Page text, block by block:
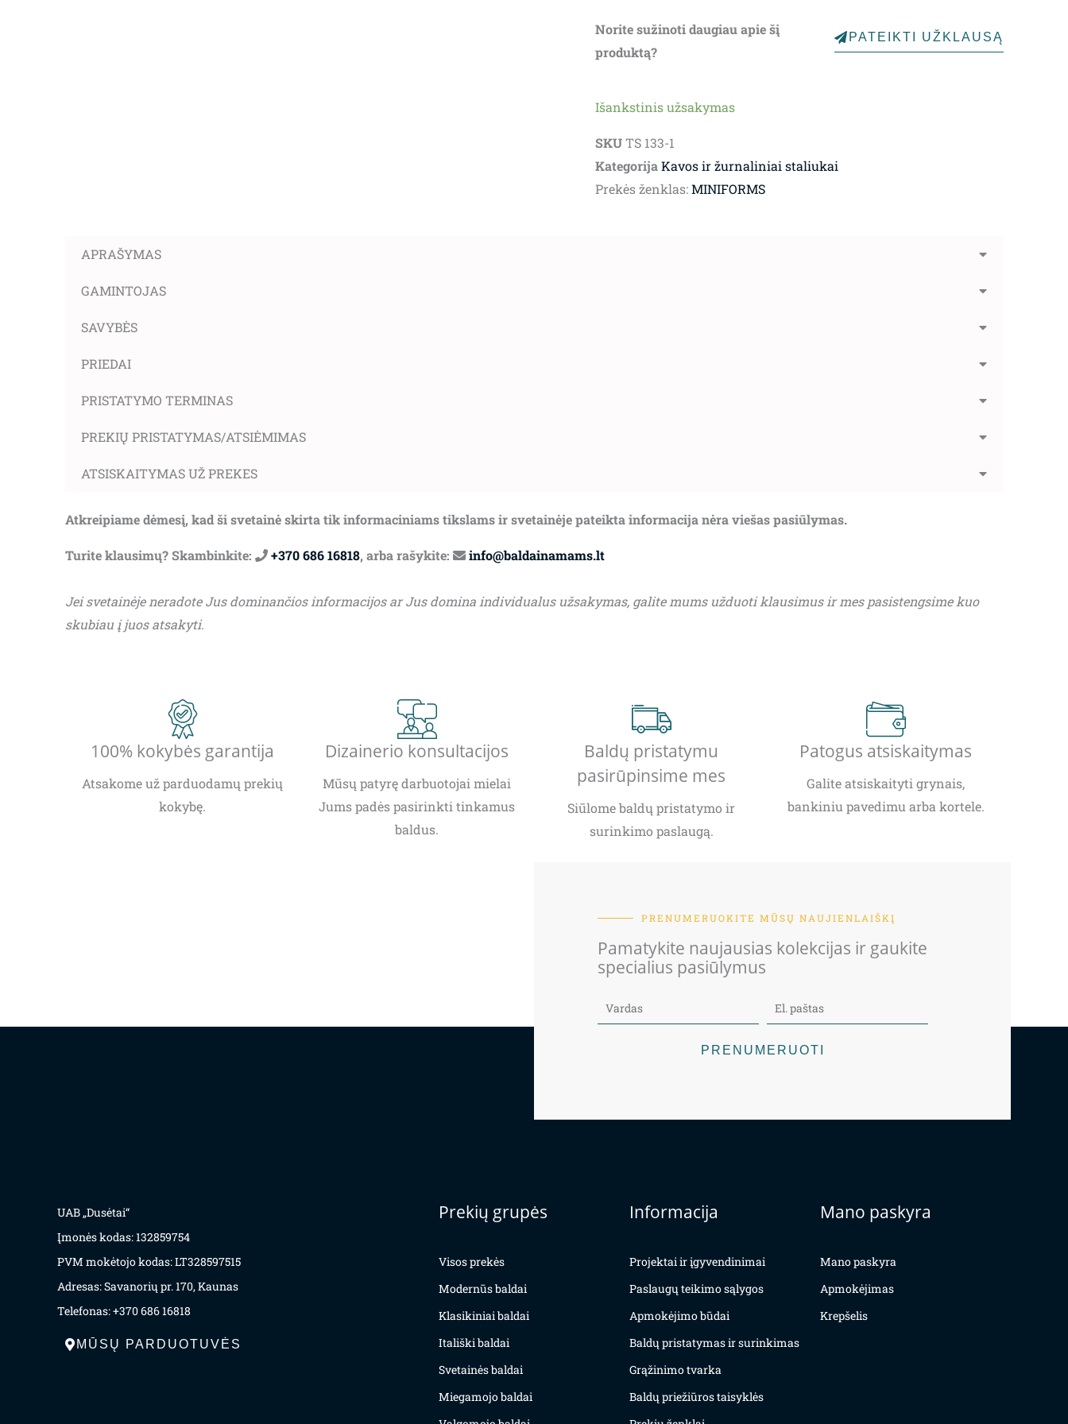
Norite sužinoti daugiau apie šį
produktą?
PATEIKTI UŽKLAUSĄ
Išankstinis užsakymas
SKUTS 133-1
KategorijaKavos ir žurnaliniai staliukai
Prekės ženklas:MINIFORMS
APRAŠYMAS
GAMINTOJAS
SAVYBĖS
PRIEDAI
PRISTATYMO TERMINAS
PREKIŲ PRISTATYMAS/ATSIĖMIMAS
ATSISKAITYMAS UŽ PREKES
Atkreipiame dėmesį, kad ši svetainė skirta tik informaciniams tikslams ir svetainėje pateikta informacija nėra viešas pasiūlymas.
Turite klausimų? Skambinkite: +370 686 16818, arba rašykite: info@baldainamams.lt
Jei svetainėje neradote Jus dominančios informacijos ar Jus domina individualus užsakymas, galite mums užduoti klausimus ir mes pasistengsime kuo
skubiau į juos atsakyti.
100% kokybės garantija
Atsakome už parduodamų prekių
kokybę.
Dizainerio konsultacijos
Mūsų patyrę darbuotojai mielai
Jums padės pasirinkti tinkamus
baldus.
Baldų pristatymu
pasirūpinsime mes
Siūlome baldų pristatymo ir
surinkimo paslaugą.
Patogus atsiskaitymas
Galite atsiskaityti grynais,
bankiniu pavedimu arba kortele.
PRENUMERUOKITE MŪSŲ NAUJIENLAIŠKĮ
Pamatykite naujausias kolekcijas ir gaukite
specialius pasiūlymus
PRENUMERUOTI
UAB „Dusėtai“
Įmonės kodas: 132859754
PVM mokėtojo kodas: LT328597515
Adresas: Savanorių pr. 170, Kaunas
Telefonas: +370 686 16818
MŪSŲ PARDUOTUVĖS
Prekių grupės
Visos prekės
Modernūs baldai
Klasikiniai baldai
Itališki baldai
Svetainės baldai
Miegamojo baldai
Informacija
Projektai ir įgyvendinimai
Paslaugų teikimo sąlygos
Apmokėjimo būdai
Baldų pristatymas ir surinkimas
Grąžinimo tvarka
Baldų priežiūros taisyklės
Mano paskyra
Mano paskyra
Apmokėjimas
Krepšelis